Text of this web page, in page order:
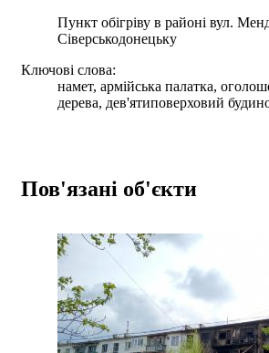
Пункт обігріву в районі вул.
Сіверськодонецьку
Ключові слова:
намет, армійська палатка,
дерева, дев'ятиповерховий
Пов'язані об'єкти